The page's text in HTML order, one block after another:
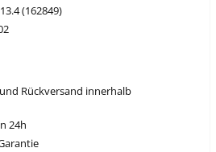
(162849)
Rückversand innerhalb
24h